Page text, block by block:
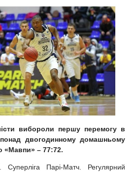
вибороли першу перемогу в
двогодинному домашньому
«Мавпи» – 77:72.
Парі-Матч. Регулярний